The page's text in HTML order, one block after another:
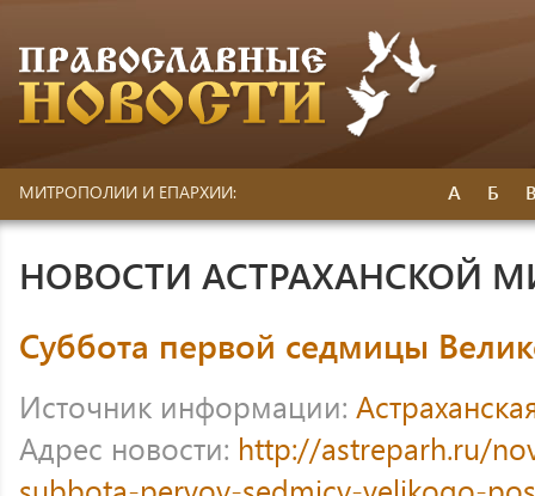
МИТРОПОЛИИ И ЕПАРХИИ: А Б
НОВОСТИ АСТРАХАНСКОЙ
Суббота первой седмицы
Источник информации:
Адрес новости: http://astreparh.ru/